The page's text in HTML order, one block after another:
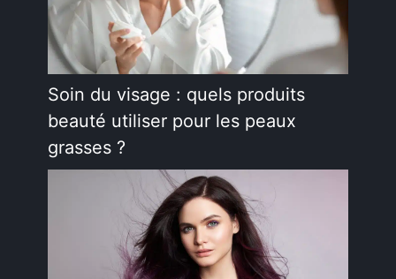
Soin du visage : quels produits
beauté utiliser pour les peaux
grasses ?